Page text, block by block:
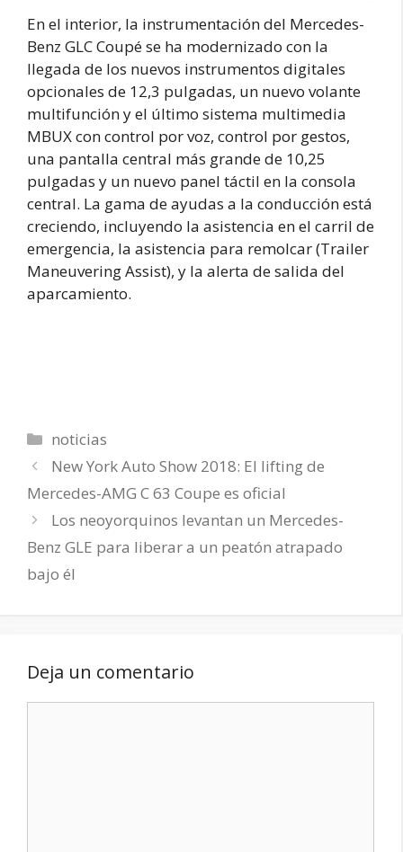
En el interior, la instrumentación del Mercedes-
Benz GLC Coupé se ha modernizado con la
llegada de los nuevos instrumentos digitales
opcionales de 12,3 pulgadas, un nuevo volante
multifunción y el último sistema multimedia
MBUX con control por voz, control por gestos,
una pantalla central más grande de 10,25
pulgadas y un nuevo panel táctil en la consola
central. La gama de ayudas a la conducción está
creciendo, incluyendo la asistencia en el carril de
emergencia, la asistencia para remolcar (Trailer
Maneuvering Assist), y la alerta de salida del
aparcamiento.
Categorías
noticias
New York Auto Show 2018: El lifting de
Mercedes-AMG C 63 Coupe es oficial
Los neoyorquinos levantan un Mercedes-
Benz GLE para liberar a un peatón atrapado
bajo él
Deja un comentario